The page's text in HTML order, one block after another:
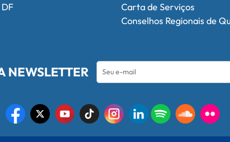
Carta de Serviços
Conselhos Regionais de
NEWSLETTER
de Química